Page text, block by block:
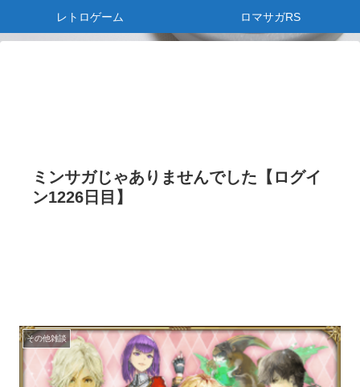
レトロゲーム ロマサガRS
ミンサガじゃありませんでした【ログイ
ン1226日目】
その他雑談